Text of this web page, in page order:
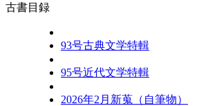
古書目録
93号古典文学特輯
95号近代文学特輯
2026年2月新蒐（自筆物）